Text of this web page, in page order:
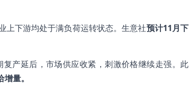
上下游均处于满负荷运转状态。生意社预计11月下
产延后，市场供应收紧，刺激价格继续走强。此
量。